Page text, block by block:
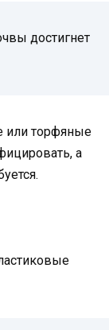
достигнет
или торфяные
а